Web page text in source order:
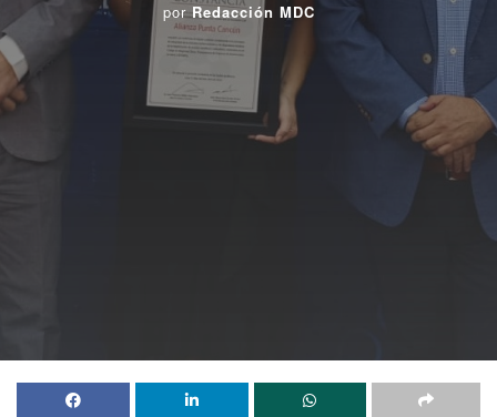
por Redacción MDC